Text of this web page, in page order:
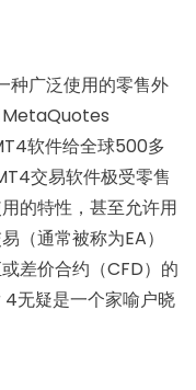
广泛使用的零售外
MetaQuotes
软件给全球500多
交易软件极受零售
的特性，甚至允许用
（通常被称为EA）
差价合约（CFD）的
无疑是一个家喻户晓